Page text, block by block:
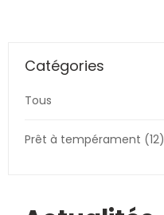
Catégories
Tous
Prêt à tempérament (12)